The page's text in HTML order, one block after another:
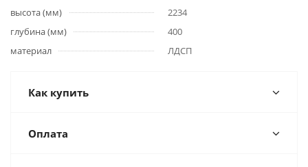
высота (мм)
2234
глубина (мм)
400
материал
ЛДСП
Как купить
Оплата